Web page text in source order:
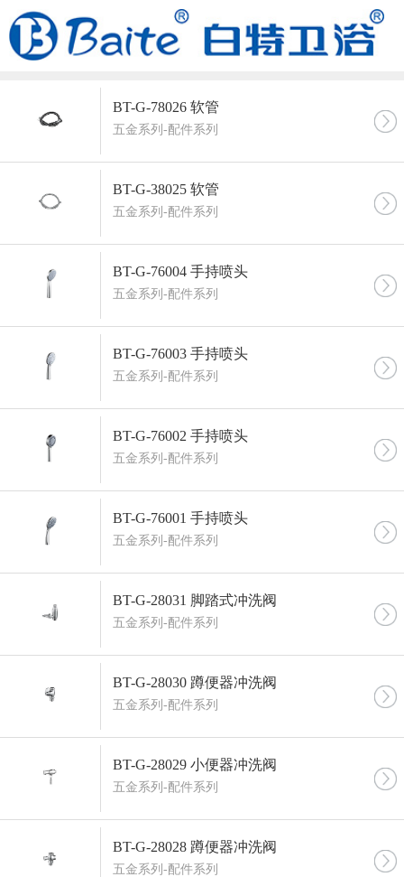
BT-G-78026 软管
五金系列-配件系列
BT-G-38025 软管
五金系列-配件系列
BT-G-76004 手持喷头
五金系列-配件系列
BT-G-76003 手持喷头
五金系列-配件系列
BT-G-76002 手持喷头
五金系列-配件系列
BT-G-76001 手持喷头
五金系列-配件系列
BT-G-28031 脚踏式冲洗阀
五金系列-配件系列
BT-G-28030 蹲便器冲洗阀
五金系列-配件系列
BT-G-28029 小便器冲洗阀
五金系列-配件系列
BT-G-28028 蹲便器冲洗阀
五金系列-配件系列